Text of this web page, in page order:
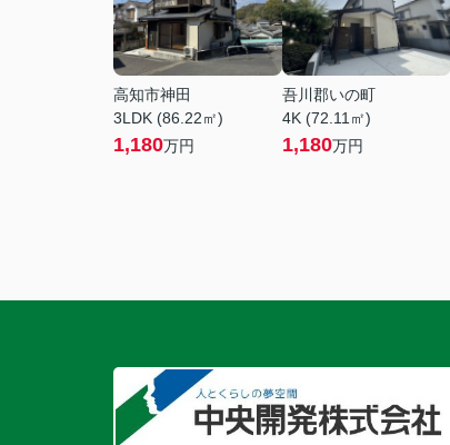
高知市神田
3LDK (86.22㎡)
1,180万円
吾川郡いの町
4K (72.11㎡)
1,180万円